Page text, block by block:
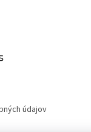
údajov